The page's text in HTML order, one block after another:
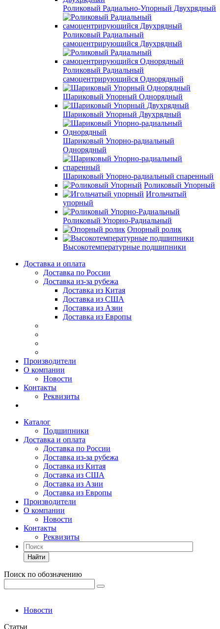
Роликовый Радиально-Упорный Двухрядный
Роликовый Радиальный
самоцентрирующийся Двухрядный
Роликовый Радиальный
самоцентрирующийся Однорядный
Шариковый Упорный Однорядный
Шариковый Упорный Двухрядный
Шариковый Упорно-радиальный
Однорядный
Шариковый Упорно-радиальный спаренный
Роликовый Упорный
Игольчатый
упорный
Роликовый Упорно-Радиальный
Опорный ролик
Высокотемпературные подшипники
Доставка и оплата
Доставка по России
Доставка из-за рубежа
Доставка из Китая
Доставка из США
Доставка из Азии
Доставка из Европы
Производители
О компании
Новости
Контакты
Реквизиты
Каталог
Подшипники
Доставка и оплата
Доставка по России
Доставка из-за рубежа
Доставка из Китая
Доставка из США
Доставка из Азии
Доставка из Европы
Производители
О компании
Новости
Контакты
Реквизиты
Найти
Поиск по обозначению
Новости
Статьи